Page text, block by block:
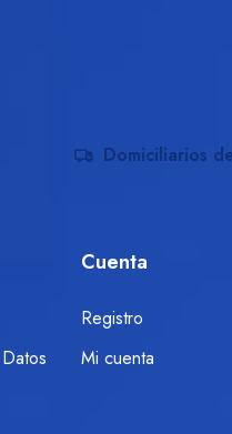
Domiciliarios
Cuenta
Registro
Mi cuenta